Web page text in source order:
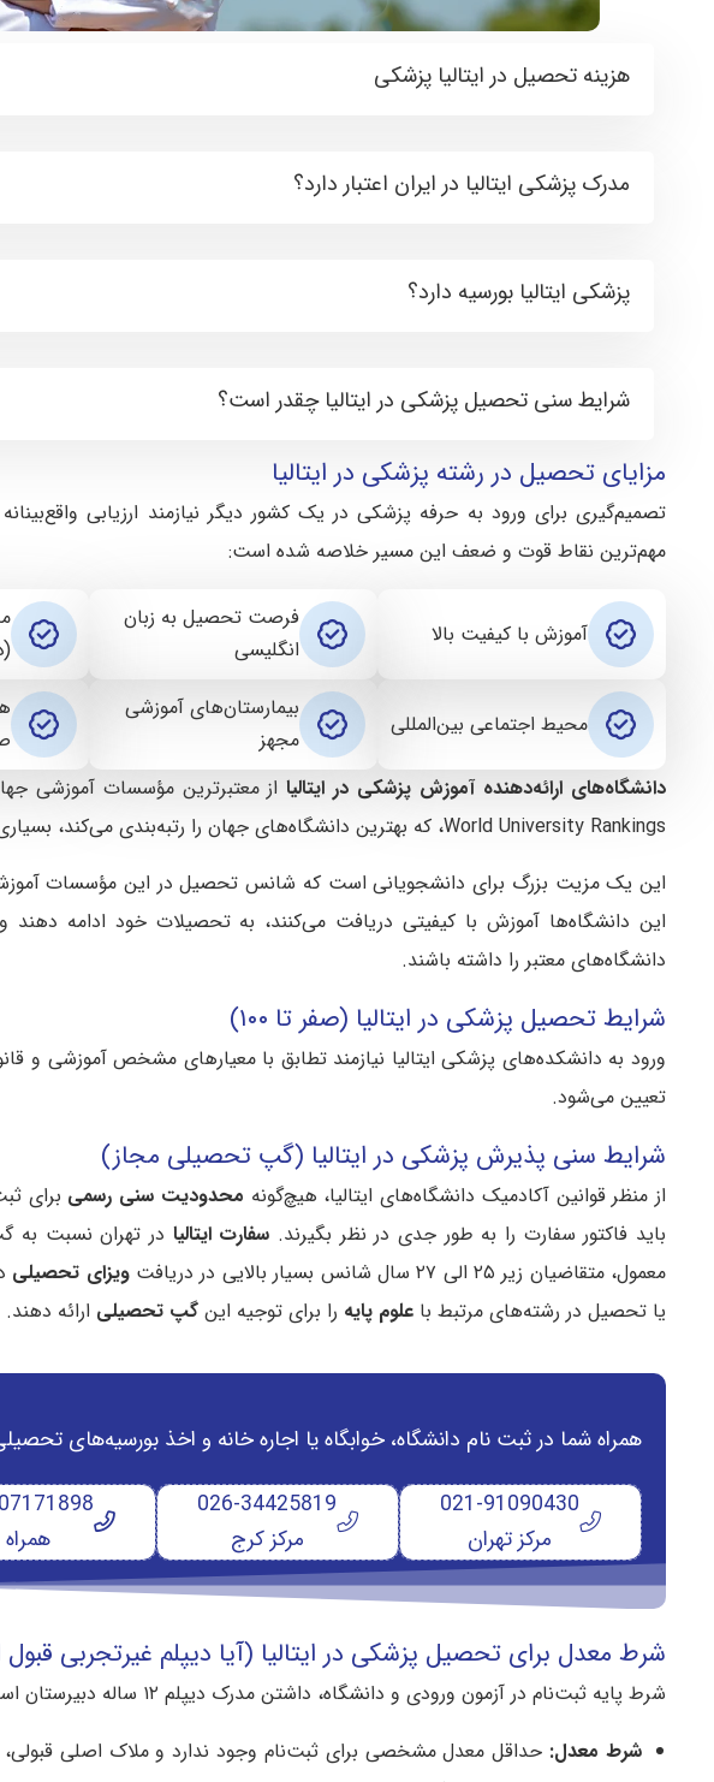
هزینه تحصیل در ایتالیا پزشکی
مدرک پزشکی ایتالیا در ایران اعتبار دارد؟
پزشکی ایتالیا بورسیه دارد؟
شرایط سنی تحصیل پزشکی در ایتالیا چقدر است؟
مزایای تحصیل در رشته پزشکی در ایتالیا
تصمیم‌گیری برای ورود به حرفه پزشکی در یک کشور دیگر نیازمند ارزیابی
مهم‌ترین نقاط قوت و ضعف این مسیر خلاصه شده است:
آموزش با کیفیت بالا
فرصت تحصیل به زبان
انگلیسی
محیط اجتماعی بین‌المللی
بیمارستان‌های آموزشی
مجهز
دانشگاه‌‌های ارائه‌دهنده آموزش پزشکی در ایتالیا
World University Rankings، که بهترین دانشگاه‌های جهان را رتبه‌بندی می‌کند، بسیاری از
این یک مزیت بزرگ برای دانشجویانی است که شانس تحصیل در این مؤسسات آموزشی
این دانشگاه‌ها آموزش با کیفیتی دریافت می‌کنند، به تحصیلات خود ادامه
دانشگاه‌های معتبر را داشته باشند.
شرایط تحصیل پزشکی در ایتالیا (صفر تا ۱۰۰)
تعیین می‌شود.
شرایط سنی پذیرش پزشکی در ایتالیا (گپ تحصیلی مجاز)
از منظر قوانین آکادمیک دانشگاه‌های ایتالیا، هیچ‌گونه محدودیت سنی رسمی برای
باید فاکتور سفارت را به طور جدی در نظر بگیرند. سفارت ایتالیا در تهران نسبت
معمول، متقاضیان زیر ۲۵ الی ۲۷ سال شانس بسیار بالایی در دریافت
ویزای تحصیلی
یا تحصیل در رشته‌های مرتبط با علوم پایه را برای توجیه این گپ تحصیلی ارائه دهند.
همراه شما در ثبت نام دانشگاه‌، خوابگاه یا اجاره خانه و اخذ بورسیه‌های
021-91090430
مرکز تهران
026-34425819
مرکز کرج
همراه
شرط معدل برای تحصیل پزشکی در ایتالیا (آیا دیپلم غیرتجربی
شرط پایه ثبت‌نام در آزمون ورودی و دانشگاه، داشتن مدرک دیپلم ۱۲ ساله دبیرستان است.
شرط معدل: